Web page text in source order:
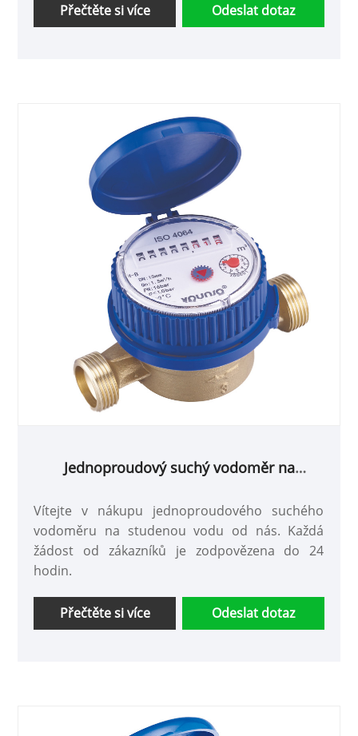
Přečtěte si více Odeslat dotaz
Jednoproudový suchý vodoměr na
Vítejte v nákupu jednoproudového suchého
vodoměru na studenou vodu od nás. Každá
žádost od zákazníků je zodpovězena do 24
hodin.
Přečtěte si více Odeslat dotaz